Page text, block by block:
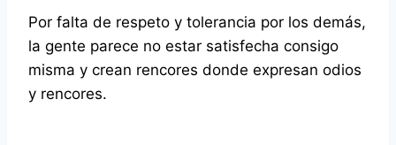
Por falta de respeto y tolerancia por los demás,
la gente parece no estar satisfecha consigo
misma y crean rencores donde expresan odios
y rencores.